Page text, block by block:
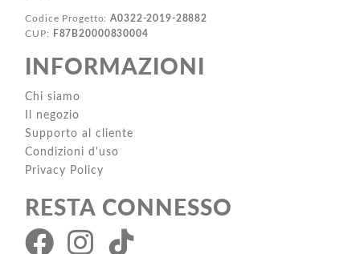
Codice Progetto:A0322-2019-28882
CUP:
F87B20000830004
INFORMAZIONI
Chi siamo
Il negozio
Supporto al cliente
Condizioni d'uso
Privacy Policy
RESTA CONNESSO